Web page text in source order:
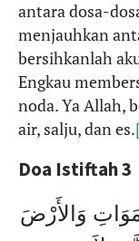
antara dosa-
menjauhkan
bersihkanlah
Engkau
noda. Ya Allah,
air, salju, dan es.
Doa Istiftah 3
وَالأَرْضَ